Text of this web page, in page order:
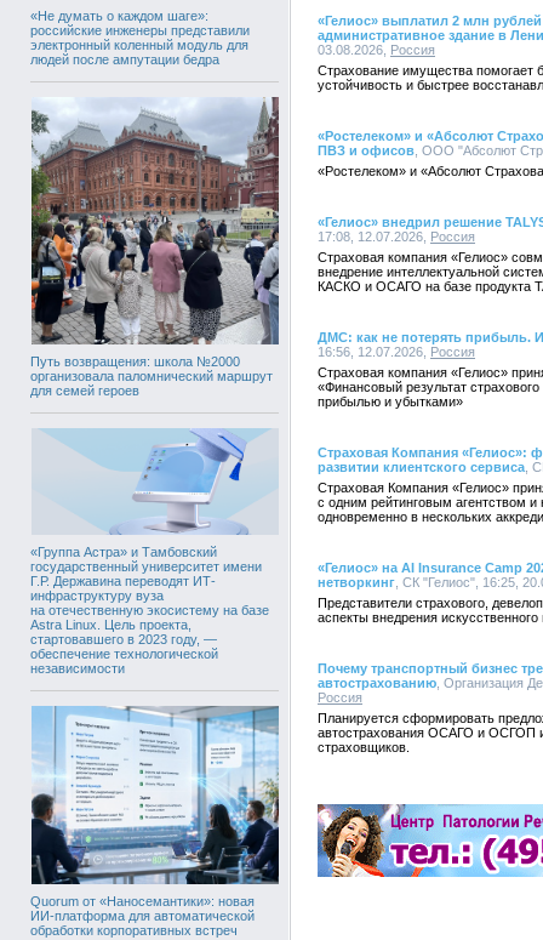
«Не думать о каждом шаге»:
российские инженеры представили
электронный коленный модуль для
людей после ампутации бедра
Путь возвращения: школа №2000
организовала паломнический маршрут
для семей героев
«Группа Астра» и Тамбовский
государственный университет имени
Г.Р. Державина переводят ИТ-
инфраструктуру вуза
на отечественную экосистему на базе
Astra Linux. Цель проекта,
стартовавшего в 2023 году, —
обеспечение технологической
независимости
Quorum от «Наносемантики»: новая
ИИ-платформа для автоматической
обработки корпоративных встреч
«Гелиос» выплатил 2 млн
административное здание в
03.08.2026, Россия
Страхование имущества помогает
устойчивость и быстрее
«Ростелеком» и «Абсолют
ПВЗ и офисов , ООО "Абсолют
«Ростелеком» и «Абсолют
«Гелиос» внедрил решение
17:08, 12.07.2026, Россия
Страховая компания «Гелиос»
внедрение интеллектуальной
КАСКО и ОСАГО на базе продукта
ДМС: как не потерять прибыль.
16:56, 12.07.2026, Россия
Страховая компания «Гелиос»
«Финансовый результат
прибылью и убытками»
Страховая Компания «Гелиос»:
развитии клиентского сервиса ,
Страховая Компания «Гелиос»
с одним рейтинговым агентством и
одновременно в нескольких
«Гелиос» на AI Insurance Camp
нетворкинг , СК "Гелиос", 16:25,
Представители страхового,
аспекты внедрения
Почему транспортный бизнес
автострахованию , Организация
Россия
Планируется сформировать
автострахования ОСАГО и ОСГОП и
страховщиков.